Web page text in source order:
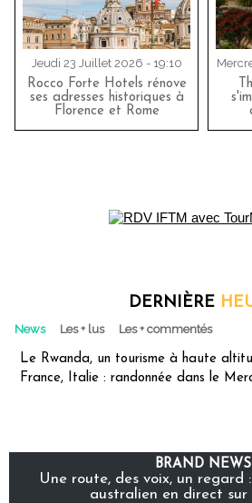
Jeudi 23 Juillet 2026 - 19:10
Rocco Forte Hotels rénove
ses adresses historiques à
Florence et Rome
DERNIÈRE
News Les + lus Les + commentés
Le Rwanda, un tourisme à haute
France, Italie : randonnée dans le
BRAND NEWS
Une route, des voix, un regard
australien en direct sur